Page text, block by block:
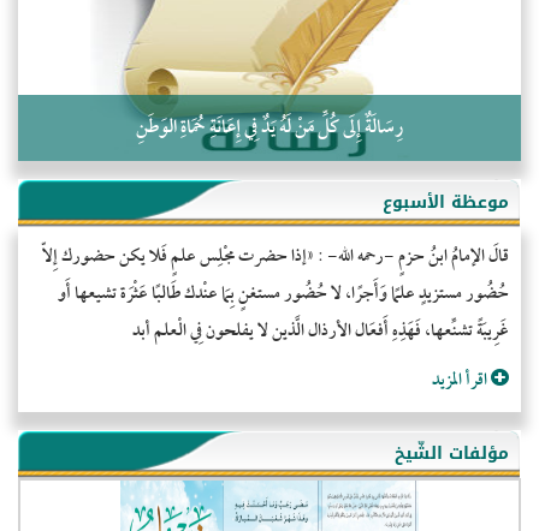
رِسَالَةٌ إِلَى كُلِّ مَنْ لَهُ يَدٌ فِي إِعَانَةِ حُمَاةِ الوَطَنِ
موعظة الأسبوع
قالَ الإمامُ ابنُ حزمٍ -رحمه الله- : «إذا حضرت مجْلِس علمٍ فَلا يكن حضورك إِلاّ
حُضُور مستزيدٍ علمًا وَأَجرًا، لا حُضُور مستغنٍ بِمَا عنْدك طَالبًا عَثْرَة تشيعها أَو
غَرِيبَةً تشنِّعها، فَهَذِهِ أَفعَال الأرذال الَّذين لا يفلحون فِي الْعلم أبد
اقرأ المزيد
مؤلفات الشّيخ